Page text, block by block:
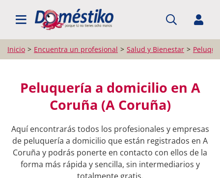
BUSCAR PROFESIONALES
Inicio Encuentra un profesional Salud y Bienestar
Peluquería a domicilio en A
Coruña (A Coruña)
Aquí encontrarás todos los profesionales y empresas
de peluquería a domicilio que están registrados en A
Coruña y podrás ponerte en contacto con ellos de la
forma más rápida y sencilla, sin intermediarios y